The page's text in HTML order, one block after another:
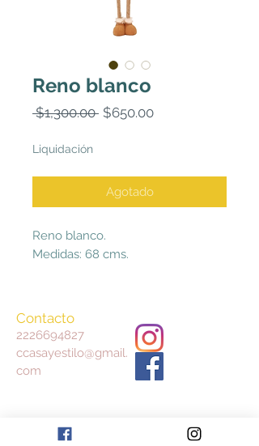
Reno blanco
$1,300.00 Precio
$650.00Precio
Liquidación
Agotado
Reno blanco.
Medidas: 68 cms.
Contacto
2226694827
ccasayestilo@gmail.
com
Aceptamos